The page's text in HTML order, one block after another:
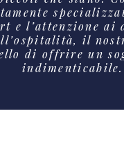
e l’attenzione ai
il
di offrire un